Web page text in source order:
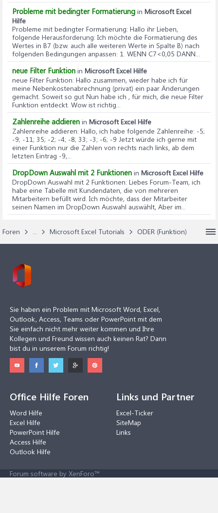
Probleme mit bedingter Formatierung in Microsoft Excel
Hilfe
Probleme mit bedingter Formatierung: Hallo ihr Lieben,
folgende Herausforderung: Ich möchte die Formatierung des
Wertes in B7 (bzw. auch alle weiteren Werte in Spalte B) nach
folgenden Bedingungen anpassen: 1. WENN C7<0,05 DANN...
neue Filter Funktion in Microsoft Excel Hilfe
neue Filter Funktion: Hallo zusammen, wieder habe ich für
meine Nebenkostenabrechnung (privat) ein paar Änderungen
gemacht. Soweit so gut Nun habe ich , für mich, die neue Filter
Funktion entdeckt. Wow ist richtig...
Zahlenreihe addieren in Microsoft Excel Hilfe
Zahlenreihe addieren: Hallo, ich habe folgende Zahlenreihe: -5;
-9; -11; 35; -2; -4; -8; 33; -3; -6; -9 Jetzt würde ich gerne mit
einer Funktion nur die Zahlen von rechts nach links, ab dem
letzten Eintrag -9,...
DropDown Auswahl mit 2 Funktionen in Microsoft Excel Hilfe
DropDown Auswahl mit 2 Funktionen: Liebes Forum-Team, ich
habe eine Tabelle mit Kundendaten, die von mehreren
Mitarbeitern befüllt wird. Ich möchte, dass der Mitarbeiter
seinen Namen im DropDown Auswahl auswählt, Aber im...
Foren ... Microsoft Excel Tutorials ODER (Funktion)
Sie haben ein Problem mit Microsoft Word, Excel,
Outlook, Access, Teams oder PowerPoint mit dem
Sie einfach nicht mehr weiter kommen und Ihre
Kollegen und Freund wissen auch keinen Rat? Dann
bist du in unserem Forum richtig!
Office Hilfe Foren
Word Hilfe
Excel Hilfe
PowerPoint Hilfe
Access Hilfe
Outlook Hilfe
Links und Partner
Excel-Ticker
SiteMap
Links
Forum software by XenForo™